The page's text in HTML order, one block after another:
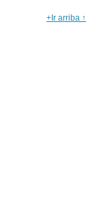
+Ir arriba ↑